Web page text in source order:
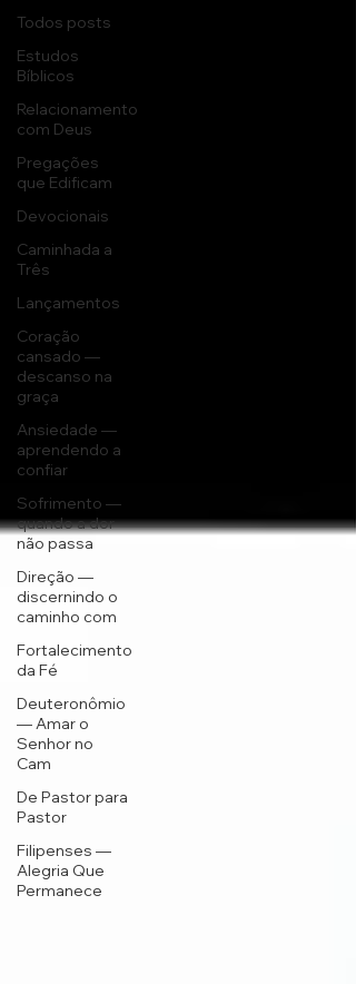
Todos posts
Estudos
Bíblicos
Relacionamento
com Deus
Pregações
que Edificam
Devocionais
Caminhada a
Três
Lançamentos
Coração
cansado —
descanso na
graça
Ansiedade —
aprendendo a
confiar
Sofrimento —
quando a dor
não passa
Direção —
discernindo o
caminho com
Fortalecimento
da Fé
Deuteronômio
— Amar o
Senhor no
Cam
De Pastor para
Pastor
Filipenses —
Alegria Que
Permanece